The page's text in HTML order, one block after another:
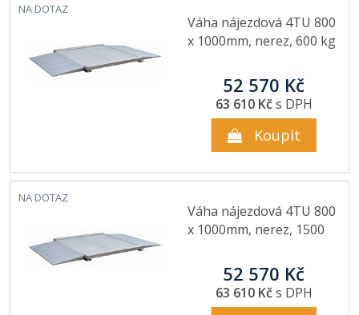
NA DOTAZ
Váha nájezdová 4TU 800
x 1000mm, nerez, 600 kg
52 570 Kč
63 610 Kčs DPH
Koupit
NA DOTAZ
Váha nájezdová 4TU 800
x 1000mm, nerez, 1500
52 570 Kč
63 610 Kčs DPH